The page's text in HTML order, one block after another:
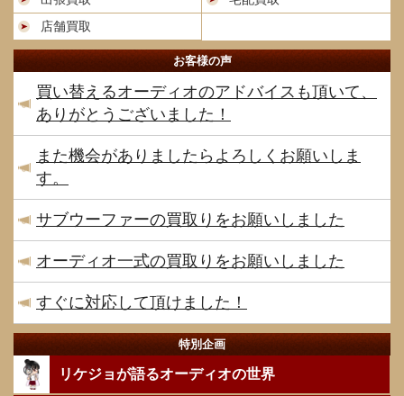
店舗買取
お客様の声
買い替えるオーディオのアドバイスも頂いて、
ありがとうございました！
また機会がありましたらよろしくお願いしま
す。
サブウーファーの買取りをお願いしました
オーディオ一式の買取りをお願いしました
すぐに対応して頂けました！
特別企画
リケジョが語るオーディオの世界